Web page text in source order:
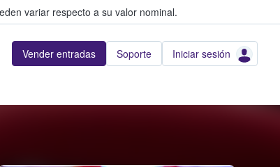
variar respecto a su valor nominal.
Vender entradas Soporte Iniciar sesión